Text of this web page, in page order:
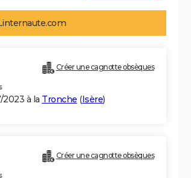
Créer une cagnotte obsèques
2023 à la Tronche (Isère)
Créer une cagnotte obsèques